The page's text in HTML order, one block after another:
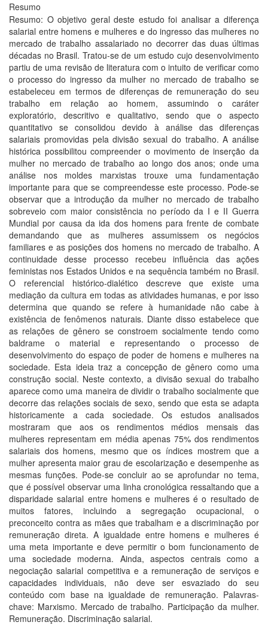
Resumo
Resumo: O objetivo geral deste estudo foi analisar a diferença
salarial entre homens e mulheres e do ingresso das mulheres no
mercado de trabalho assalariado no decorrer das duas últimas
décadas no Brasil. Tratou-se de um estudo cujo desenvolvimento
partiu de uma revisão de literatura com o intuito de verificar como
o processo do ingresso da mulher no mercado de trabalho se
estabeleceu em termos de diferenças de remuneração do seu
trabalho em relação ao homem, assumindo o caráter
exploratório, descritivo e qualitativo, sendo que o aspecto
quantitativo se consolidou devido à análise das diferenças
salariais promovidas pela divisão sexual do trabalho. A análise
histórica possibilitou compreender o movimento de inserção da
mulher no mercado de trabalho ao longo dos anos; onde uma
análise nos moldes marxistas trouxe uma fundamentação
importante para que se compreendesse este processo. Pode-se
observar que a introdução da mulher no mercado de trabalho
sobreveio com maior consistência no período da I e II Guerra
Mundial por causa da ida dos homens para frente de combate
demandando que as mulheres assumissem os negócios
familiares e as posições dos homens no mercado de trabalho. A
continuidade desse processo recebeu influência das ações
feministas nos Estados Unidos e na sequência também no Brasil.
O referencial histórico-dialético descreve que existe uma
mediação da cultura em todas as atividades humanas, e por isso
determina que quando se refere à humanidade não cabe à
existência de fenômenos naturais. Diante disso estabelece que
as relações de gênero se constroem socialmente tendo como
baldrame o material e representando o processo de
desenvolvimento do espaço de poder de homens e mulheres na
sociedade. Esta ideia traz a concepção de gênero como uma
construção social. Neste contexto, a divisão sexual do trabalho
aparece como uma maneira de dividir o trabalho socialmente que
decorre das relações sociais de sexo, sendo que esta se adapta
historicamente a cada sociedade. Os estudos analisados
mostraram que aos os rendimentos médios mensais das
mulheres representam em média apenas 75% dos rendimentos
salariais dos homens, mesmo que os índices mostrem que a
mulher apresenta maior grau de escolarização e desempenhe as
mesmas funções. Pode-se concluir ao se aprofundar no tema,
que é possível observar uma linha cronológica ressaltando que a
disparidade salarial entre homens e mulheres é o resultado de
muitos fatores, incluindo a segregação ocupacional, o
preconceito contra as mães que trabalham e a discriminação por
remuneração direta. A igualdade entre homens e mulheres é
uma meta importante e deve permitir o bom funcionamento de
uma sociedade moderna. Ainda, aspectos centrais como a
negociação salarial competitiva e a remuneração de serviços e
capacidades individuais, não deve ser esvaziado do seu
conteúdo com base na igualdade de remuneração. Palavras-
chave: Marxismo. Mercado de trabalho. Participação da mulher.
Remuneração. Discriminação salarial.